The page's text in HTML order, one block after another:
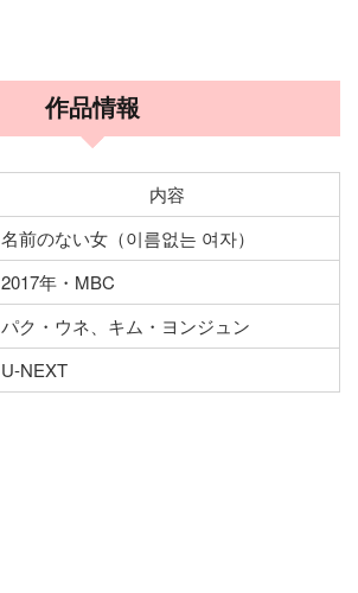
作品情報
内容
名前のない女（이름없는 여자）
2017年・MBC
パク・ウネ、キム・ヨンジュン
U-NEXT